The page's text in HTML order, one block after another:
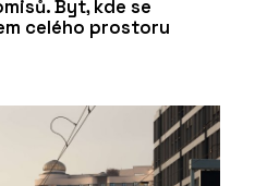
Byt, kde se
celého prostoru